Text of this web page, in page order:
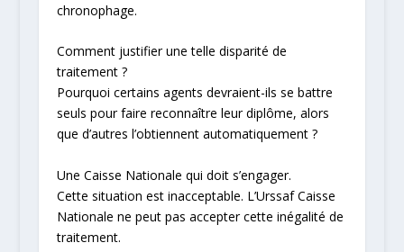
chronophage.
Comment justifier une telle disparité de
traitement ?
Pourquoi certains agents devraient-ils se battre
seuls pour faire reconnaître leur diplôme, alors
que d’autres l’obtiennent automatiquement ?
Une Caisse Nationale qui doit s’engager.
Cette situation est inacceptable. L’Urssaf Caisse
Nationale ne peut pas accepter cette inégalité de
traitement.